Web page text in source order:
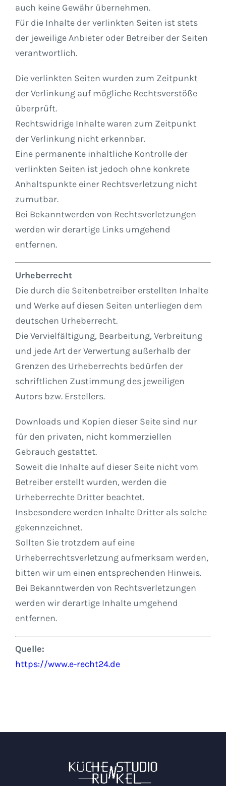
auch keine Gewähr übernehmen.
Für die Inhalte der verlinkten Seiten ist stets
der jeweilige Anbieter oder Betreiber der Seiten
verantwortlich.
Die verlinkten Seiten wurden zum Zeitpunkt
der Verlinkung auf mögliche Rechtsverstöße
überprüft.
Rechtswidrige Inhalte waren zum Zeitpunkt
der Verlinkung nicht erkennbar.
Eine permanente inhaltliche Kontrolle der
verlinkten Seiten ist jedoch ohne konkrete
Anhaltspunkte einer Rechtsverletzung nicht
zumutbar.
Bei Bekanntwerden von Rechtsverletzungen
werden wir derartige Links umgehend
entfernen.
Urheberrecht
Die durch die Seitenbetreiber erstellten Inhalte
und Werke auf diesen Seiten unterliegen dem
deutschen Urheberrecht.
Die Vervielfältigung, Bearbeitung, Verbreitung
und jede Art der Verwertung außerhalb der
Grenzen des Urheberrechts bedürfen der
schriftlichen Zustimmung des jeweiligen
Autors bzw. Erstellers.
Downloads und Kopien dieser Seite sind nur
für den privaten, nicht kommerziellen
Gebrauch gestattet.
Soweit die Inhalte auf dieser Seite nicht vom
Betreiber erstellt wurden, werden die
Urheberrechte Dritter beachtet.
Insbesondere werden Inhalte Dritter als solche
gekennzeichnet.
Sollten Sie trotzdem auf eine
Urheberrechtsverletzung aufmerksam werden,
bitten wir um einen entsprechenden Hinweis.
Bei Bekanntwerden von Rechtsverletzungen
werden wir derartige Inhalte umgehend
entfernen.
Quelle:
https://www.e-recht24.de